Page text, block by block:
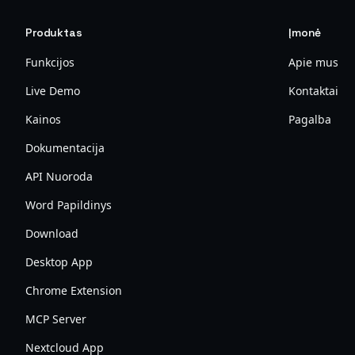
Produktas
Funkcijos
Live Demo
Kainos
Dokumentacija
API Nuoroda
Word Papildinys
Download
Desktop App
Chrome Extension
MCP Server
Nextcloud App
Įmonė
Apie mus
Kontaktai
Pagalba